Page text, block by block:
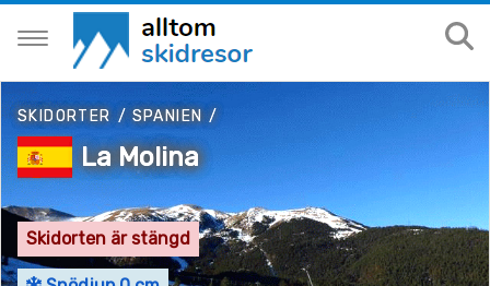
SKIDORTER / SPANIEN /
La Molina
Skidorten är stängd